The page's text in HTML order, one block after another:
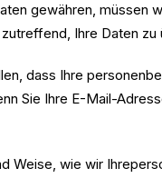
gewähren, müssen
Ihre Daten zu
dass Ihre
Sie Ihre E-Mail-
Weise, wie wir